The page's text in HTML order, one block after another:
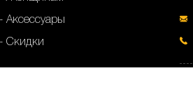
Аксессуары
Скидки